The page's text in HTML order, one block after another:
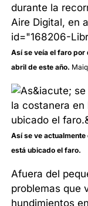
Aire Digital, en
id="168206-
Así se veía el faro
abril de este año.
Así se ve
está ubicado el faro.
Afuera del
problemas que
hundimientos